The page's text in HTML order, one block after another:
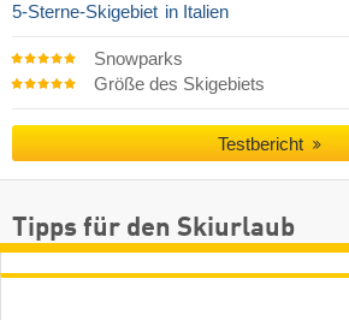
5-Sterne-Skigebiet in Italien
Snowparks
Größe des Skigebiets
Testbericht
Tipps für den Skiurlaub